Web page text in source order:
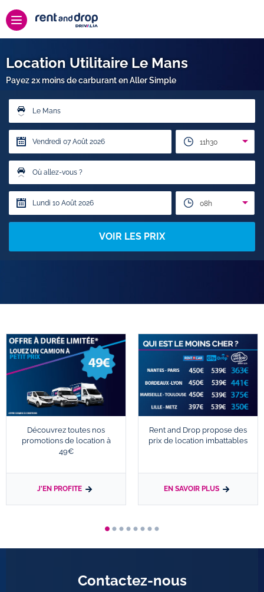
Location Utilitaire Le Mans
Payez 2x moins de carburant en Aller Simple
Le Mans
11h30
Où allez-vous ?
08h
VOIR LES PRIX
Découvrez toutes nos
promotions de location à
49€
J'EN PROFITE
Rent and Drop propose des
prix de location imbattables
EN SAVOIR PLUS
Contactez-nous